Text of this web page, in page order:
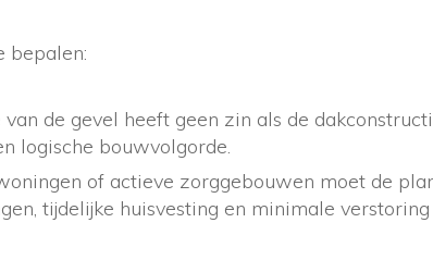
bepalen:
van de gevel heeft geen zin als de
logische bouwvolgorde.
of actieve zorggebouwen moet de
tijdelijke huisvesting en minimale verstoring